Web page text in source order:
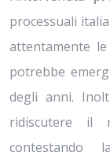
processuali
attentamente
potrebbe
degli anni.
ridiscutere il
contestando